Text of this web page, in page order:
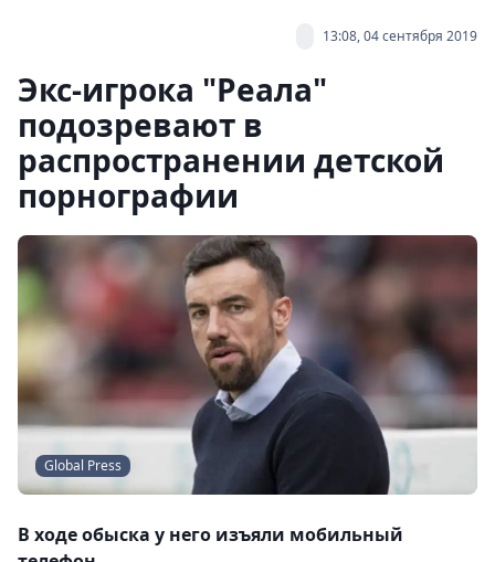
13:08, 04 сентября 2019
Экс-игрока "Реала"
подозревают в
распространении детской
порнографии
Global Press
В ходе обыска у него изъяли мобильный